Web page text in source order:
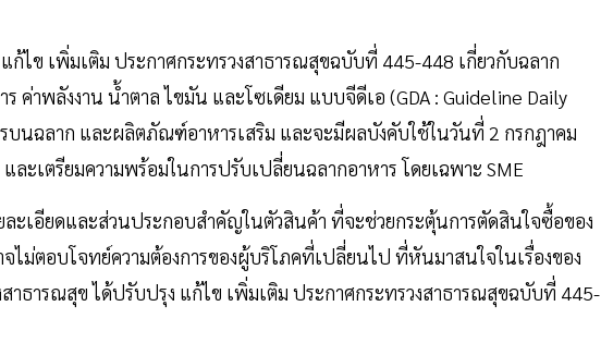
ก้ไข เพิ่มเติม ประกาศกระทรวงสาธารณสุขฉบับที่ 445-448 เกี่ยวกับฉลาก
ค่าพลังงาน น้ำตาล ไขมัน และโซเดียม แบบจีดีเอ (GDA : Guideline Daily
บนฉลาก และผลิตภัณฑ์อาหารเสริม และจะมีผลบังคับใช้ในวันที่ 2 กรกฎาคม
ละเตรียมความพร้อมในการปรับเปลี่ยนฉลากอาหาร โดยเฉพาะ SME
ละเอียดและส่วนประกอบสำคัญในตัวสินค้า ที่จะช่วยกระตุ้นการตัดสินใจซื้อของ
ม่ตอบโจทย์ความต้องการของผู้บริโภคที่เปลี่ยนไป ที่หันมาสนใจในเรื่องของ
าธารณสุข ได้ปรับปรุง แก้ไข เพิ่มเติม ประกาศกระทรวงสาธารณสุขฉบับที่ 445-